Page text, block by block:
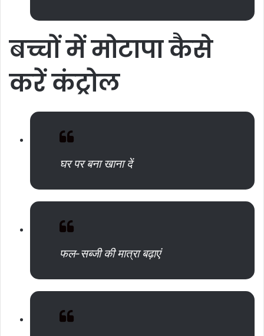
बच्चोंमेंमोटापाकैसे
करेंकंट्रोल
घर पर बना खाना दें
फल-सब्जी की मात्रा बढ़ाएं